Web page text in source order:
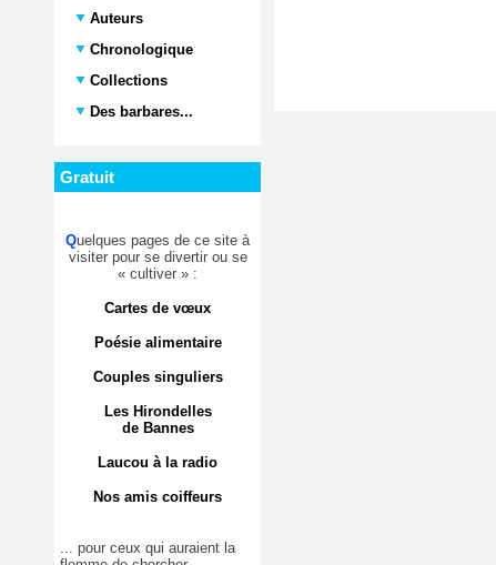
Auteurs
Chronologique
Collections
Des barbares...
Gratuit
Quelques pages de ce site à
visiter pour se divertir ou se
« cultiver » :
Cartes de vœux
Poésie alimentaire
Couples singuliers
Les Hirondelles
de Bannes
Laucou à la radio
Nos amis coiffeurs
... pour ceux qui auraient la